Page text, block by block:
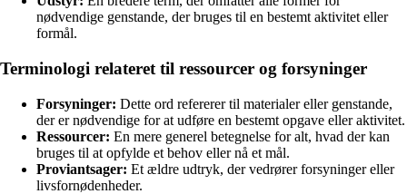
nødvendige genstande, der bruges til en bestemt aktivitet eller
formål.
Terminologi relateret til ressourcer og forsyninger
Forsyninger: Dette ord refererer til materialer eller genstande,
der er nødvendige for at udføre en bestemt opgave eller aktivitet.
Ressourcer: En mere generel betegnelse for alt, hvad der kan
bruges til at opfylde et behov eller nå et mål.
Proviantsager: Et ældre udtryk, der vedrører forsyninger eller
livsfornødenheder.